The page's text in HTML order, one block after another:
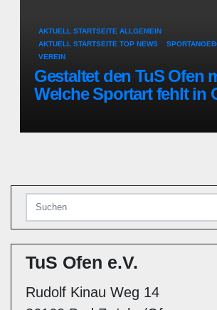
AKTUELL STARTSEITE ALLGEMEIN
AKTUELL STARTSEITE TOP NEWS
VEREIN
Gestaltet den TuS Ofen
Welche Sportart fehlt in
TuS Ofen e.V.
Rudolf Kinau Weg 14